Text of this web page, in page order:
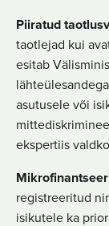
Piiratud
taotlejad kui
esitab
asutusele või
ekspertiis
registreeritud
isikutele ka